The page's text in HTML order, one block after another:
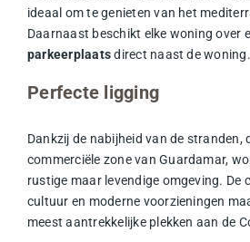
ideaal om te genieten van het
Daarnaast beschikt elke woning over
parkeerplaatsdirect naast de woning.
Perfecte ligging
Dankzij de nabijheid van de stranden,
commerciële zone van Guardamar,
rustige maar levendige omgeving. De
cultuur en moderne voorzieningen
meest aantrekkelijke plekken aan de